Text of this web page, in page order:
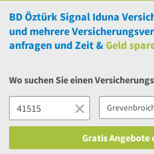
BD Öztürk Signal Iduna
und mehrere
anfragen und Zeit &Geld
Wo suchen Sie einen
Gratis Angebote